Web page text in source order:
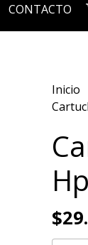
CONTACTO
Inicio